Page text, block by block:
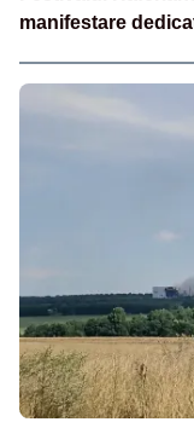
manifestare